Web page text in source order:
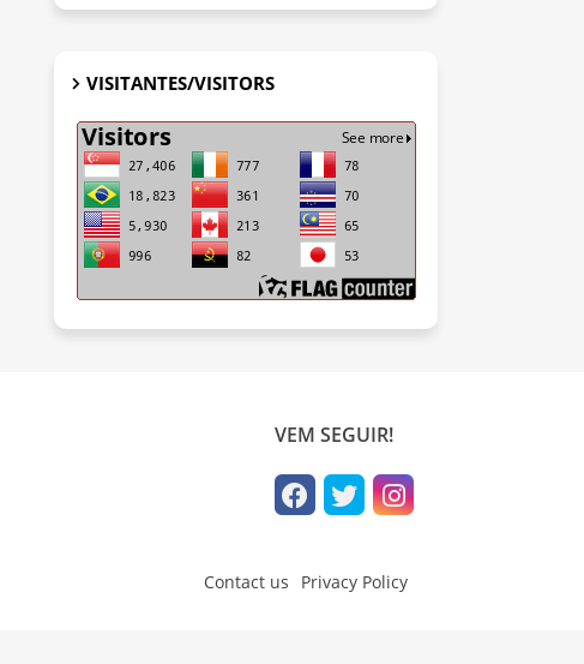
VISITANTES/VISITORS
VEM SEGUIR!
Contact us Privacy Policy